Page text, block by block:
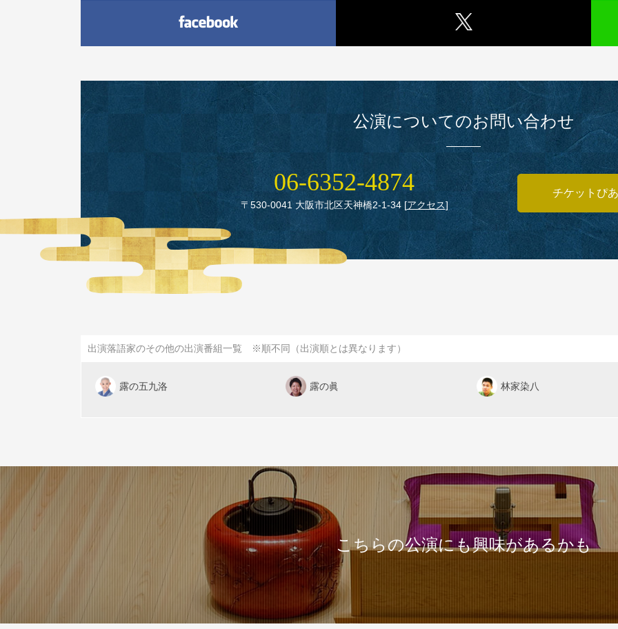
公演についてのお問い合わせ
06‑6352‑4874
〒530‑0041 大阪市北区天神橋2‑1‑34[アクセス]
チケットぴ
出演落語家のその他の出演番組一覧 ※順不同（出演順とは異なります）
露の五九洛 露の眞 林家染八
こちらの公演にも興味があるかも